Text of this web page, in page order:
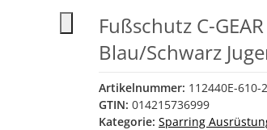
Fußschutz C-
Blau/Schwarz
Artikelnummer: 112440E-610-
GTIN: 014215736999
Kategorie: Sparring